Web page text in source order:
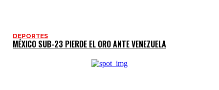
DEPORTES
MÉXICO SUB-23 PIERDE EL ORO ANTE VENEZUELA